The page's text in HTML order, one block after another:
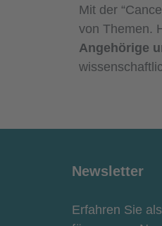
Mit der
von Themen.
Angehörige
Newsletter
Erfahren Sie